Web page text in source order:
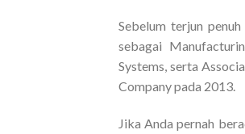
Sebelum terjun
sebagai
Systems, serta
Company pada 2013.
Jika Anda pernah